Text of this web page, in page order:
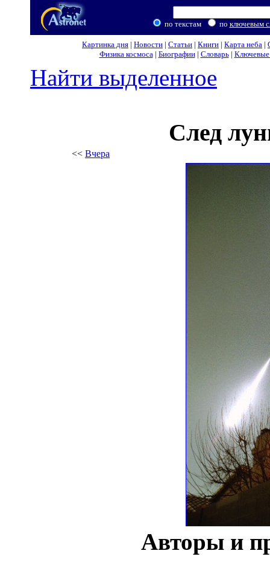
по текстам по ключевым
Картинка дня | Новости | Статьи | Книги | Карта неба |
Физика космоса| Биографии| Словарь| Ключевые
Найти выделенное
След
<< Вчера
Авторы и